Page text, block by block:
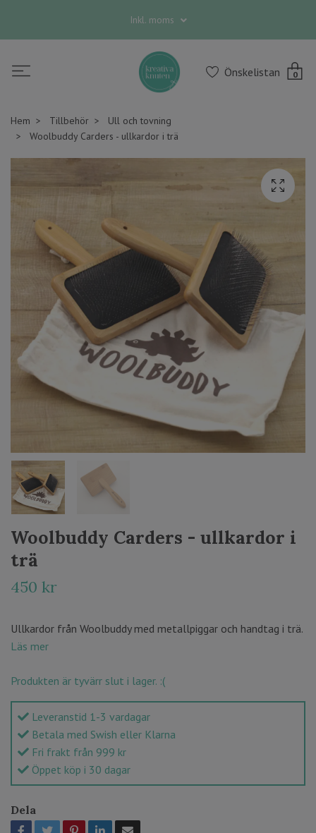
Inkl. moms
Önskelistan 0
Hem Tillbehör
Ull och tovning
Woolbuddy Carders - ullkardor i trä
Woolbuddy Carders - ullkardor i
trä
450 kr
Ullkardor från Woolbuddy med metallpiggar och handtag i trä.
Läs mer
Produkten är tyvärr slut i lager. :(
Leveranstid 1-3 vardagar
Betala med Swish eller Klarna
Fri frakt från 999 kr
Öppet köp i 30 dagar
Dela